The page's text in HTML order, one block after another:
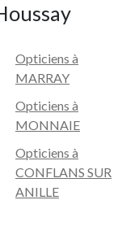
Opticiens à
MARRAY
Opticiens à
MONNAIE
Opticiens à
CONFLANS SUR
ANILLE